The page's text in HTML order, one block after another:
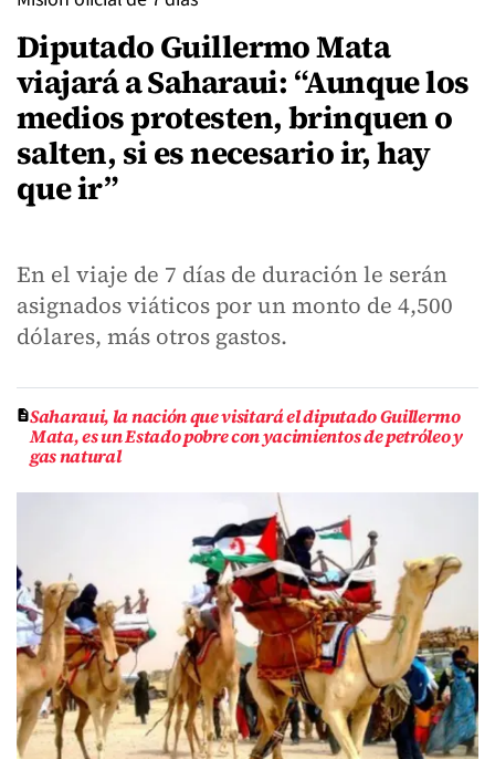
Diputado Guillermo Mata
viajará a Saharaui: “Aunque los
medios protesten, brinquen o
salten, si es necesario ir, hay
que ir”
En el viaje de 7 días de duración le serán
asignados viáticos por un monto de 4,500
dólares, más otros gastos.
Saharaui, la nación que visitará el diputado Guillermo
Mata, es un Estado pobre con yacimientos de petróleo y
gas natural